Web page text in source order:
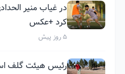
در غیاب منیر
کرد +عکس
5 روز پیش
رئیس هیئت گلف